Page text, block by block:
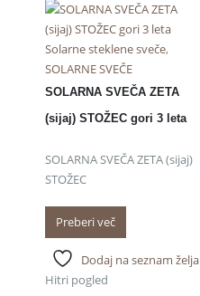
Solarne steklene sveče,
SOLARNE SVEČE
SOLARNA SVEČA ZETA
(sijaj) STOŽEC gori 3 leta
SOLARNA SVEČA ZETA (sijaj)
STOŽEC
Preberi več
Dodaj na seznam želja
Hitri pogled